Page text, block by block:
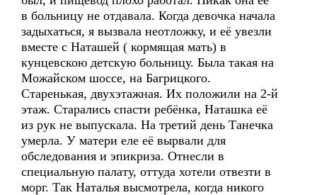
в больницу не отдавала. Когда девочка начала
задыхаться, я вызвала неотложку, и её увезли
вместе с Наташей ( кормящая мать) в
кунцевскою детскую больницу. Была такая на
Можайском шоссе, на Багрицкого.
Старенькая, двухэтажная. Их положили на 2-й
этаж. Старались спасти ребёнка, Наташка её
из рук не выпускала. На третий день Танечка
умерла. У матери еле её вырвали для
обследования и эпикриза. Отнесли в
специальную палату, оттуда хотели отвезти в
морг. Так Наталья высмотрела, когда никого